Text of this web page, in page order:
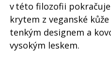
v této filozofii
krytem z veganské
tenkým designem a
vysokým leskem.